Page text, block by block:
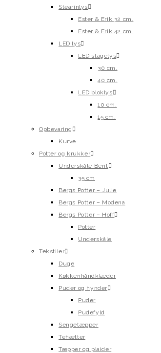
Stearinlys
Ester & Erik 32 cm.
Ester & Erik 42 cm.
LED lys
LED stagelys
30 cm.
40 cm.
LED bloklys
10 cm.
15 cm.
Opbevaring
Kurve
Potter og krukker
Underskåle Berit
35 cm
Bergs Potter – Julie
Bergs Potter – Modena
Bergs Potter – Hoff
Potter
Underskåle
Tekstiler
Duge
Køkkenhåndklæder
Puder og hynder
Puder
Pudefyld
Sengetæpper
Tehætter
Tæpper og plaider